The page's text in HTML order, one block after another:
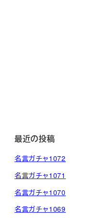
最近の投稿
名言ガチャ1072
名言ガチャ1071
名言ガチャ1070
名言ガチャ1069